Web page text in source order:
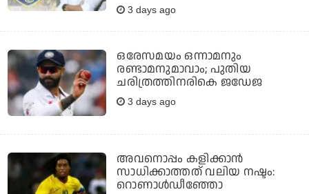
3 days ago
ഒരേസമയം ഒന്നാമനും
രണ്ടാമനുമാവാം; പുതിയ
ചരിത്രത്തിനരികെ ജഡേജ
3 days ago
അവനൊപ്പം കളിക്കാന്‍
സാധിക്കാത്തത് വലിയ നഷ്ടം:
റൊണാള്‍ഡീഞ്ഞോ